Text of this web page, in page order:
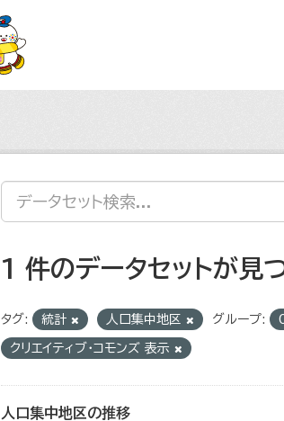
1 件のデータセットが見
タグ: 統計 人口集中地区 グループ:
クリエイティブ・コモンズ 表示
人口集中地区の推移